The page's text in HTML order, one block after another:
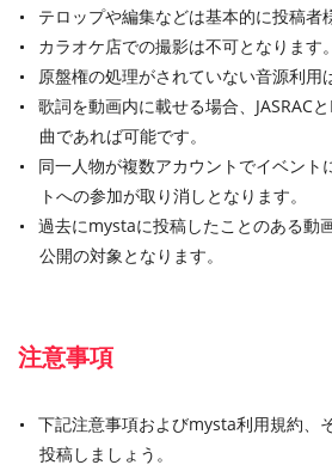
テロップや編集などは基本的に投稿者
カラオケ店での撮影は不可となります。
原盤権の処理がされていない音源利用
歌詞を動画内に載せる場合、JASRAC
曲であれば可能です。
同一人物が複数アカウントでイベント
トへの参加が取り消しとなります。
過去にmystaに投稿したことのある動
公開の対象となります。
注意事項
下記注意事項およびmysta利用規約、
投稿しましょう。